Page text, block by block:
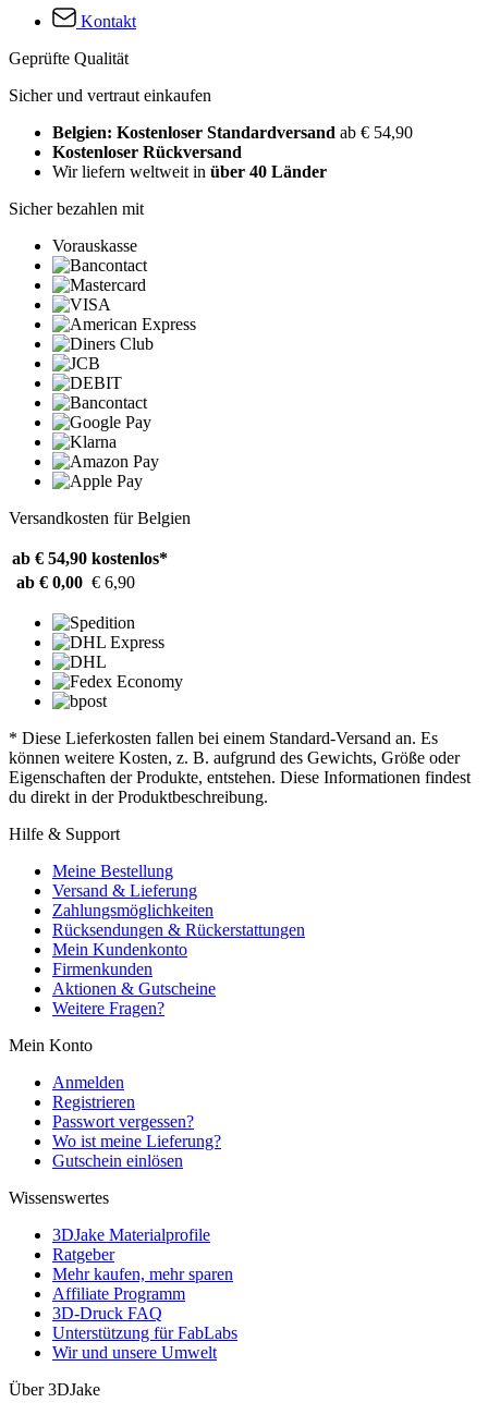
Kontakt
Geprüfte Qualität
Sicher und vertraut einkaufen
Belgien: Kostenloser Standardversand ab € 54,90
Kostenloser Rückversand
Wir liefern weltweit in über 40 Länder
Sicher bezahlen mit
Vorauskasse
Versandkosten für Belgien
ab € 54,90 kostenlos*
ab € 0,00 € 6,90
* Diese Lieferkosten fallen bei einem Standard-Versand an. Es
können weitere Kosten, z. B. aufgrund des Gewichts, Größe oder
Eigenschaften der Produkte, entstehen. Diese Informationen findest
du direkt in der Produktbeschreibung.
Hilfe & Support
Meine Bestellung
Versand & Lieferung
Zahlungsmöglichkeiten
Rücksendungen & Rückerstattungen
Mein Kundenkonto
Firmenkunden
Aktionen & Gutscheine
Weitere Fragen?
Mein Konto
Anmelden
Registrieren
Passwort vergessen?
Wo ist meine Lieferung?
Gutschein einlösen
Wissenswertes
3DJake Materialprofile
Ratgeber
Mehr kaufen, mehr sparen
Affiliate Programm
3D-Druck FAQ
Unterstützung für FabLabs
Wir und unsere Umwelt
Über 3DJake